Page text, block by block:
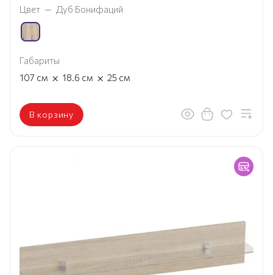
Цвет — Дуб Бонифаций
Габариты
107 см × 18.6 см × 25 см
В корзину